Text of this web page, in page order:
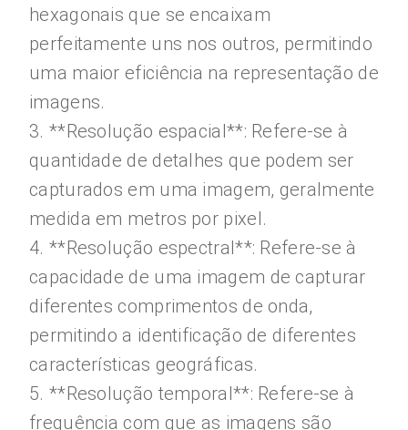
hexagonais que se encaixam
perfeitamente uns nos outros, permitindo
uma maior eficiência na representação de
imagens.
3. **Resolução espacial**: Refere-se à
quantidade de detalhes que podem ser
capturados em uma imagem, geralmente
medida em metros por pixel.
4. **Resolução espectral**: Refere-se à
capacidade de uma imagem de capturar
diferentes comprimentos de onda,
permitindo a identificação de diferentes
características geográficas.
5. **Resolução temporal**: Refere-se à
frequência com que as imagens são